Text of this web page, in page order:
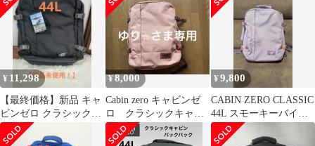
¥ 11,298
【最終価格】新品 キャ
ビンゼロ クラシック
44L ブラックサンドリ
ュック
¥8,000
Cabin zero キャビンゼ
ロ クラシックキャビ
ンバッグ44L
¥9,800
CABIN ZERO CLASSIC
44L スモーキーバイオ
レット